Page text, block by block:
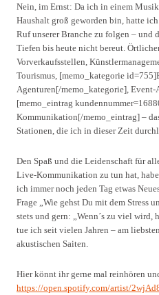
Nein, im Ernst: Da ich in einem
Haushalt groß geworden bin, hatte
Ruf unserer Branche zu folgen – und
Tiefen bis heute nicht bereut.
Vorverkaufsstellen,
Tourismus, [memo_kategorie
Agenturen[/memo_kategorie],
[memo_eintrag
Kommunikation[/memo_eintrag] –
Stationen, die ich in dieser Zeit
Den Spaß und die Leidenschaft für
Live-Kommunikation zu tun hat,
ich immer noch jeden Tag etwas
Frage „Wie gehst Du mit dem Stress
stets und gern: „Wenn´s zu viel
tue ich seit vielen Jahren – am
akustischen Saiten.
Hier könnt ihr gerne mal reinhören
https://open.spotify.com/artist/